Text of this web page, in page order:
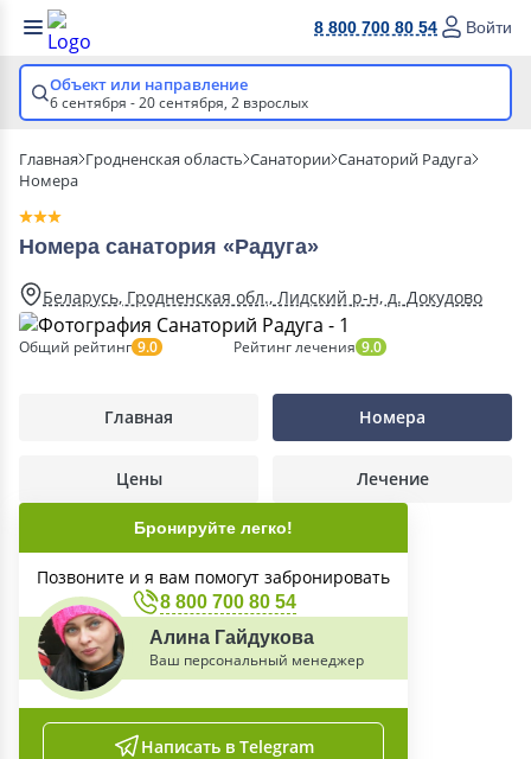
8 800 700 80 54 Войти
Объект или направление
6 сентября - 20 сентября, 2 взрослых
Главная Гродненская область Санатории Санаторий Радуга
Номера
Номера санатория «Радуга»
Беларусь, Гродненская обл., Лидский р-н, д. Докудово
Рейтинг лечения 9.0
Общий рейтинг 9.0
Главная Номера
Цены Лечение
Бронируйте легко!
Позвоните и я вам помогут забронировать
8 800 700 80 54
Алина Гайдукова
Ваш персональный менеджер
Написать в Telegram